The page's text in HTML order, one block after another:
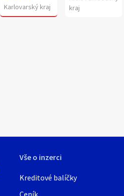
Karlovarský kraj
kraj
Vše o inzerci
Kreditové balíčky
Ceník